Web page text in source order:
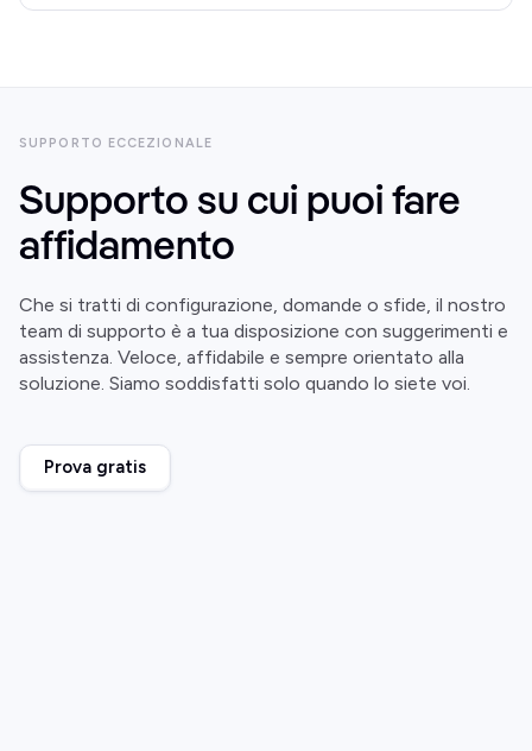
SUPPORTO ECCEZIONALE
Supporto su cui puoi fare
affidamento
Che si tratti di configurazione, domande o sfide, il nostro
team di supporto è a tua disposizione con suggerimenti e
assistenza. Veloce, affidabile e sempre orientato alla
soluzione. Siamo soddisfatti solo quando lo siete voi.
Prova gratis